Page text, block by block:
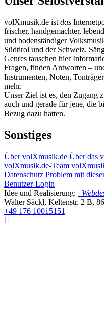
volXmusik.de ist das
frischer, handgemachter,
und bodenständiger
Südtirol und der Schweiz.
Genres tauschen hier
Fragen, finden Antworten –
Instrumenten, Noten,
mehr.
Unser Ziel ist es, den Zugang
auch und gerade für jene, die
Bezug dazu hatten.
Sonstiges
Über volXmusik.de Über das
volXmusik.de-Team
Datenschutz Problem mit
Benutzer-Login
Idee und Realisierung:
Walter Säckl, Keltenstr. 2 B,
+49 176 10015151